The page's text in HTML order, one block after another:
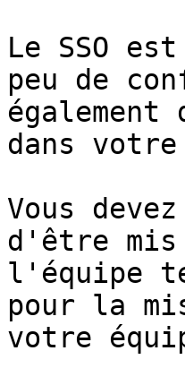
Le SSO
peu de
dans
Vous
d'être mis
l'équipe
pour la
votre